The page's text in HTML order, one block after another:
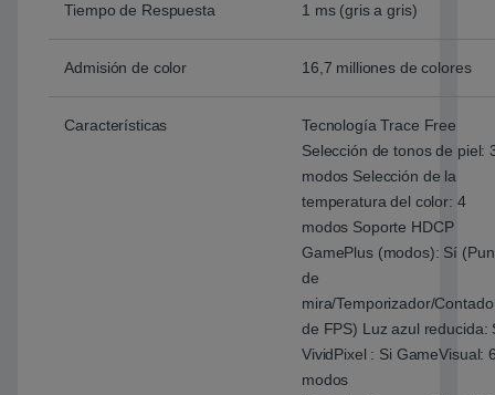
Tiempo de Respuesta 1 ms (gris a gris)
Admisión de color 16,7 milliones de colores
Características
Tecnología Trace Free
Selección de tonos de piel:
modos Selección de la
temperatura del color: 4
modos Soporte HDCP
GamePlus (modos): Sí
de
mira/Temporizador/
de FPS) Luz azul reducida:
VividPixel : Si GameVisual:
modos